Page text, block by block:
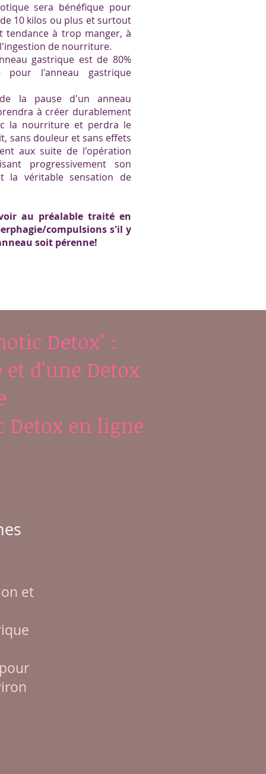
sera bénéfique pour
10 kilos ou plus et surtout
tendance à trop manger, à
de nourriture.
gastrique est de 80%
l'anneau gastrique
la pause d'un anneau
à créer durablement
la nourriture et perdra le
sans douleur et sans effets
aux suite de l'opération
progressivement son
la véritable sensation de
au préalable traité en
compulsions s'il y
soit pérenne!
Detox" :
d'une Detox
Detox en ligne
et